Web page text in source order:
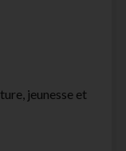
jeunesse et